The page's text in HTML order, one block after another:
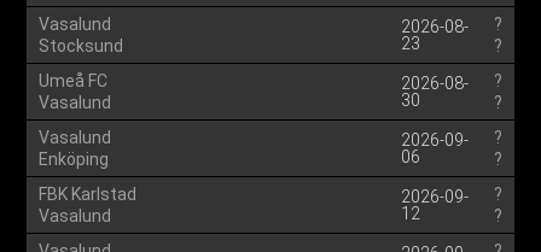
Vasalund
Stocksund
2026-08-
23
?
?
Umeå FC
Vasalund
2026-08-
30
?
?
Vasalund
Enköping
2026-09-
06
?
?
FBK Karlstad
Vasalund
2026-09-
12
?
?